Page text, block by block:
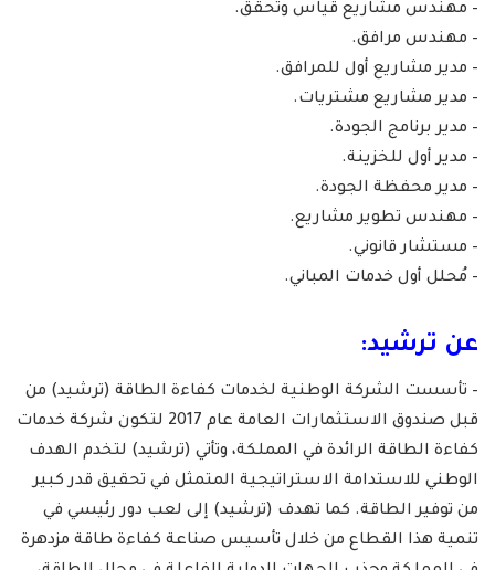
– مهندس مشاريع قياس وتحقق.
– مهندس مرافق.
– مدير مشاريع أول للمرافق.
– مدير مشاريع مشتريات.
– مدير برنامج الجودة.
– مدير أول للخزينة.
– مدير محفظة الجودة.
– مهندس تطوير مشاريع.
– مستشار قانوني.
– مُحلل أول خدمات المباني.
عن ترشيد:
– تأسست الشركة الوطنية لخدمات كفاءة الطاقة (ترشيد) من
قبل صندوق الاستثمارات العامة عام 2017 لتكون شركة خدمات
كفاءة الطاقة الرائدة في المملكة، وتأتي (ترشيد) لتخدم الهدف
الوطني للاستدامة الاستراتيجية المتمثل في تحقيق قدر كبير
من توفير الطاقة. كما تهدف (ترشيد) إلى لعب دور رئيسي في
تنمية هذا القطاع من خلال تأسيس صناعة كفاءة طاقة مزدهرة